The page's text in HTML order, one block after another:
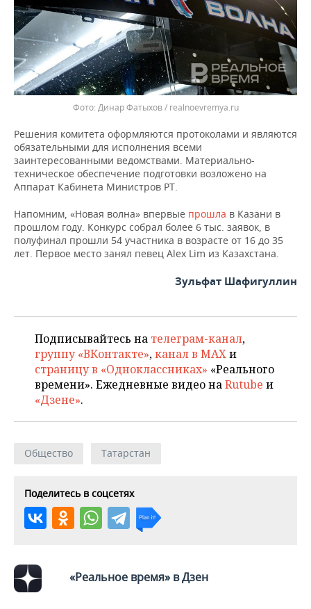
Динар Фатыхов / realnoevremya.ru
Решения комитета оформляются протоколами и являются
обязательными для исполнения всеми
заинтересованными ведомствами. Материально-
техническое обеспечение подготовки возложено на
Аппарат Кабинета Министров РТ.
Напомним, «Новая волна» впервые прошла в Казани в
прошлом году. Конкурс собрал более 6 тыс. заявок, в
полуфинал прошли 54 участника в возрасте от 16 до 35
лет. Первое место занял певец Alex Lim из Казахстана.
Зульфат Шафигуллин
Подписывайтесь на телеграм-канал,
группу «ВКонтакте»,канал в MAXи
страницу в «Одноклассниках» «Реального
времени». Ежедневные видео наRutube и
«Дзене».
Общество Татарстан
Поделитесь в соцсетях
«Реальное время» в Дзен